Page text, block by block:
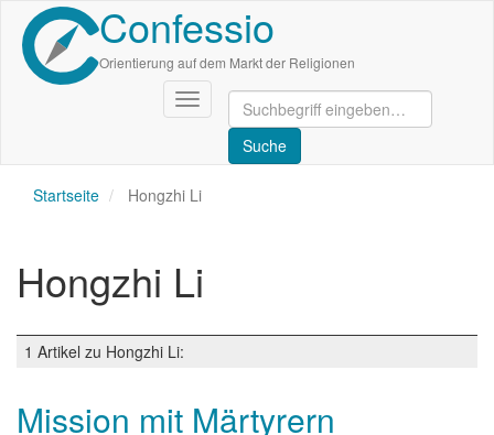
Direkt
zum
Inhalt
Confessio
Orientierung auf dem Markt der Religionen
Navigation
aktivieren/deaktivieren
Startseite Hongzhi Li
Hongzhi Li
1 Artikel zu Hongzhi Li:
Mission mit Märtyrern